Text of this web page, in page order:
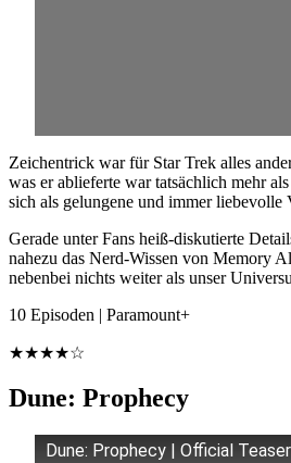
Zeichentrick war für Star Trek alles
was er ablieferte war tatsächlich mehr
sich als gelungene und immer liebevolle
Gerade unter Fans heiß-diskutierte
nahezu das Nerd-Wissen von Memory
nebenbei nichts weiter als unser
10 Episoden | Paramount+
★★★★☆
Dune: Prophecy
Dune: Prophecy | Official